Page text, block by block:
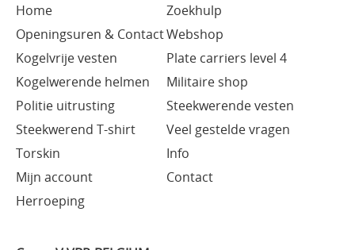
Home
Zoekhulp
Openingsuren & ContactWebshop
Kogelvrije vesten
Plate carriers level 4
Kogelwerende helmen
Militaire shop
Politie uitrusting
Steekwerende vesten
Steekwerend T-shirt
Veel gestelde vragen
Torskin
Info
Mijn account
Contact
Herroeping